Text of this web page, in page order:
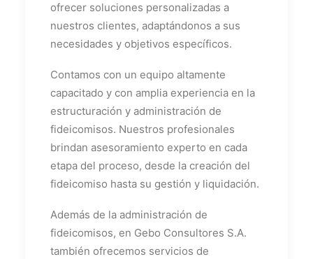
ofrecer soluciones personalizadas a
nuestros clientes, adaptándonos a sus
necesidades y objetivos específicos.
Contamos con un equipo altamente
capacitado y con amplia experiencia en la
estructuración y administración de
fideicomisos. Nuestros profesionales
brindan asesoramiento experto en cada
etapa del proceso, desde la creación del
fideicomiso hasta su gestión y liquidación.
Además de la administración de
fideicomisos, en Gebo Consultores S.A.
también ofrecemos servicios de